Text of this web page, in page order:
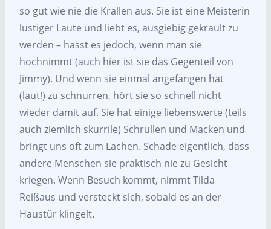
so gut wie nie die Krallen aus. Sie ist eine Meisterin
lustiger Laute und liebt es, ausgiebig gekrault zu
werden – hasst es jedoch, wenn man sie
hochnimmt (auch hier ist sie das Gegenteil von
Jimmy). Und wenn sie einmal angefangen hat
(laut!) zu schnurren, hört sie so schnell nicht
wieder damit auf. Sie hat einige liebenswerte (teils
auch ziemlich skurrile) Schrullen und Macken und
bringt uns oft zum Lachen. Schade eigentlich, dass
andere Menschen sie praktisch nie zu Gesicht
kriegen. Wenn Besuch kommt, nimmt Tilda
Reißaus und versteckt sich, sobald es an der
Haustür klingelt.